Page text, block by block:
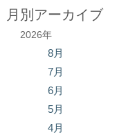
月別アーカイブ
2026年
8月
7月
6月
5月
4月